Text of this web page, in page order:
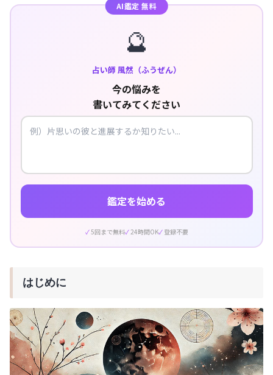
AI鑑定 無料
🔮
占い師 風然（ふうぜん）
今の悩みを
書いてみてください
鑑定を始める
5回まで無料 24時間OK 登録不要
はじめに